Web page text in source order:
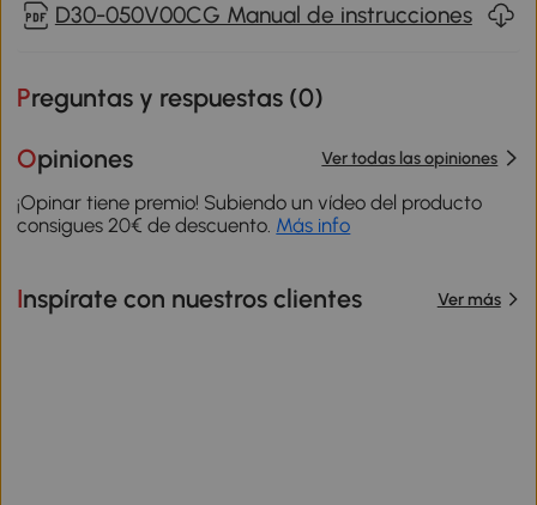
D30-050V00CG Manual de instrucciones
Preguntas y respuestas (0)
Opiniones Ver todas las opiniones
¡Opinar tiene premio! Subiendo un vídeo del producto
consigues 20€ de descuento. Más info
Inspírate con nuestros clientes Ver más